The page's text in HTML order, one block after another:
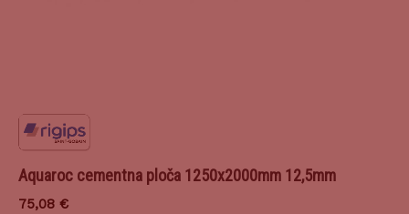
Aquaroc cementna ploča 1250x2000mm 12,5mm
75,08 €